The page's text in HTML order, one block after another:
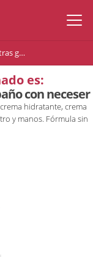
de baño con neceser
es:
con neceser
hidratante, crema
y manos. Fórmula sin